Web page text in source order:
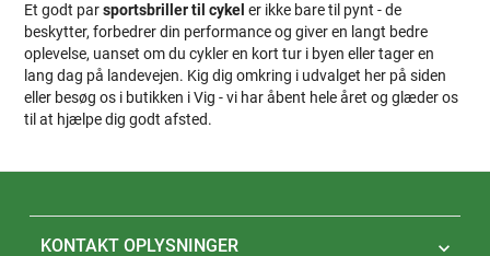
Et godt parsportsbriller til cykel er ikke bare til pynt - de
beskytter, forbedrer din performance og giver en langt bedre
oplevelse, uanset om du cykler en kort tur i byen eller tager en
lang dag på landevejen. Kig dig omkring i udvalget her på siden
eller besøg os i butikken i Vig - vi har åbent hele året og glæder os
til at hjælpe dig godt afsted.
KONTAKT OPLYSNINGER 